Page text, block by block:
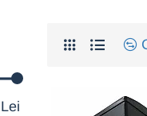
Lei